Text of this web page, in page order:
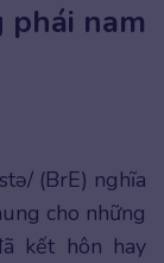
phái nam
(BrE) nghĩa
cho những
kết hôn hay